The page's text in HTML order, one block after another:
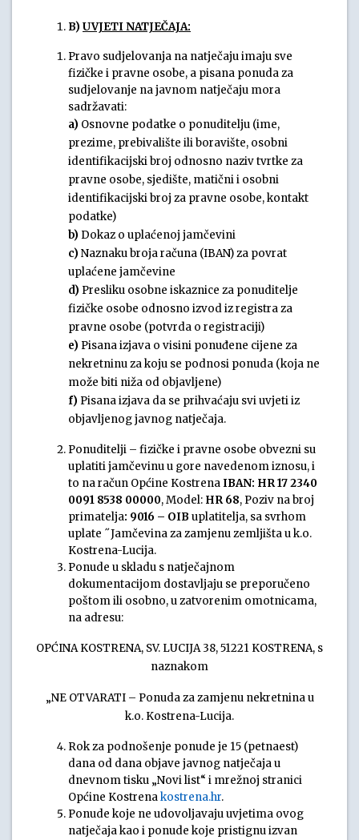
B) UVJETI NATJEČAJA:
Pravo sudjelovanja na natječaju imaju sve
fizičke i pravne osobe, a pisana ponuda za
sudjelovanje na javnom natječaju mora
sadržavati:
a) Osnovne podatke o ponuditelju (ime,
prezime, prebivalište ili boravište, osobni
identifikacijski broj odnosno naziv tvrtke za
pravne osobe, sjedište, matični i osobni
identifikacijski broj za pravne osobe, kontakt
podatke)
b) Dokaz o uplaćenoj jamčevini
c) Naznaku broja računa (IBAN) za povrat
uplaćene jamčevine
d) Presliku osobne iskaznice za ponuditelje
fizičke osobe odnosno izvod iz registra za
pravne osobe (potvrda o registraciji)
e) Pisana izjava o visini ponuđene cijene za
nekretninu za koju se podnosi ponuda (koja ne
može biti niža od objavljene)
f) Pisana izjava da se prihvaćaju svi uvjeti iz
objavljenog javnog natječaja.
Ponuditelji – fizičke i pravne osobe obvezni su
uplatiti jamčevinu u gore navedenom iznosu, i
to na račun Općine KostrenaIBAN: HR 17 2340
0091 8538 00000, Model: HR 68, Poziv na broj
primatelja: 9016 – OIB uplatitelja, sa svrhom
uplate ˝Jamčevina za zamjenu zemljišta u k.o.
Kostrena-Lucija.
Ponude u skladu s natječajnom
dokumentacijom dostavljaju se preporučeno
poštom ili osobno, u zatvorenim omotnicama,
na adresu:
OPĆINA KOSTRENA, SV. LUCIJA 38, 51221 KOSTRENA, s
naznakom
„NE OTVARATI – Ponuda za zamjenu nekretnina u
k.o. Kostrena-Lucija.
Rok za podnošenje ponude je 15 (petnaest)
dana od dana objave javnog natječaja u
dnevnom tisku „Novi list“ i mrežnoj stranici
Općine Kostrenakostrena.hr.
Ponude koje ne udovoljavaju uvjetima ovog
natječaja kao i ponude koje pristignu izvan